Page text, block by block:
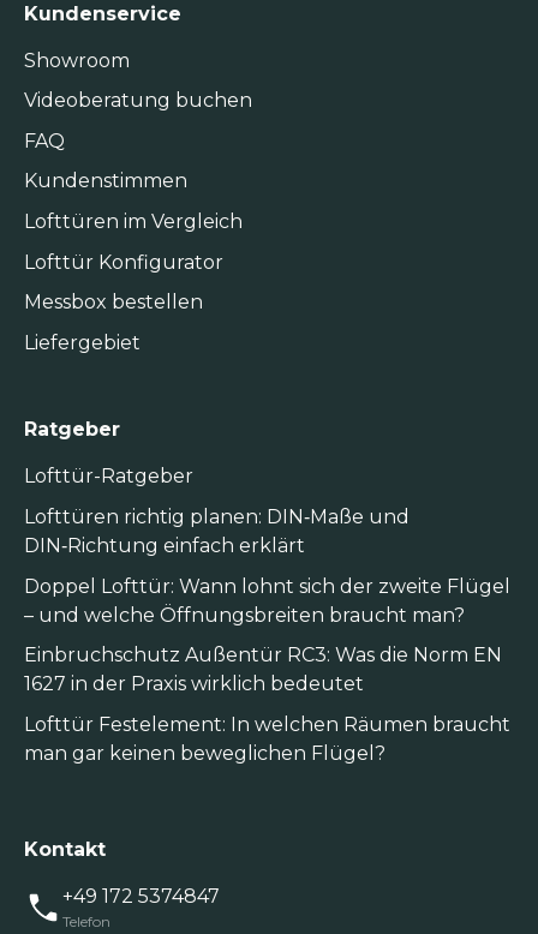
Kundenservice
Showroom
Videoberatung buchen
FAQ
Kundenstimmen
Lofttüren im Vergleich
Lofttür Konfigurator
Messbox bestellen
Liefergebiet
Ratgeber
Lofttür-Ratgeber
Lofttüren richtig planen: DIN‑Maße und
DIN‑Richtung einfach erklärt
Doppel Lofttür: Wann lohnt sich der zweite Flügel
– und welche Öffnungsbreiten braucht man?
Einbruchschutz Außentür RC3: Was die Norm EN
1627 in der Praxis wirklich bedeutet
Lofttür Festelement: In welchen Räumen braucht
man gar keinen beweglichen Flügel?
Kontakt
+49 172 5374847
Telefon